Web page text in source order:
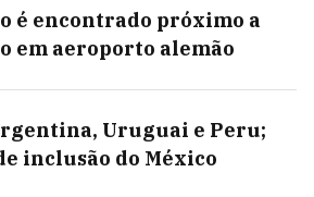
é encontrado próximo a
em aeroporto alemão
Uruguai e Peru;
inclusão do México